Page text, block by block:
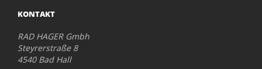
KONTAKT
RAD HAGER Gmbh
Steyrerstraße 8
4540 Bad Hall